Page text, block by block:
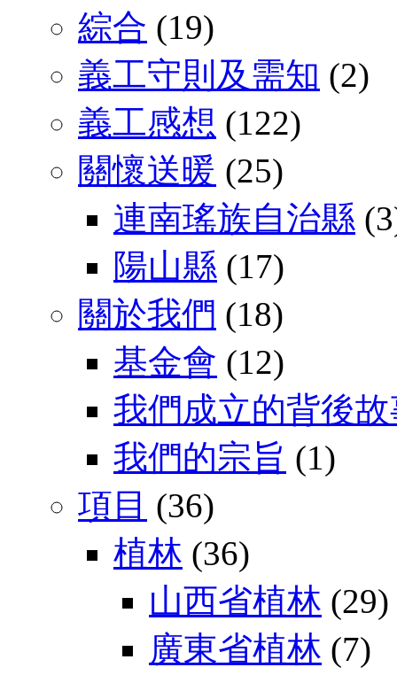
綜合 (19)
義工守則及需知 (2)
義工感想 (122)
關懷送暖 (25)
連南瑤族自治縣
陽山縣 (17)
關於我們 (18)
基金會 (12)
我們成立的背後
我們的宗旨 (1)
項目 (36)
植林 (36)
山西省植林 (29)
廣東省植林 (7)